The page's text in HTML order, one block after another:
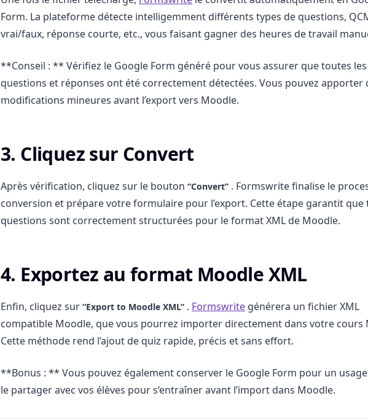
Form. La plateforme détecte intelligemment différents types de questions,
vrai/faux, réponse courte, etc., vous faisant gagner des heures de travail
**Conseil : ** Vérifiez le Google Form généré pour vous assurer que toutes les
questions et réponses ont été correctement détectées. Vous pouvez apporter
modifications mineures avant l’export vers Moodle.
3. Cliquez sur Convert
Après vérification, cliquez sur le bouton “Convert” . Formswrite finalise le
conversion et prépare votre formulaire pour l’export. Cette étape garantit que
questions sont correctement structurées pour le format XML de Moodle.
4. Exportez au format Moodle XML
Enfin, cliquez sur “Export to Moodle XML” . Formswrite générera un fichier XML
compatible Moodle, que vous pourrez importer directement dans votre cours
Cette méthode rend l’ajout de quiz rapide, précis et sans effort.
**Bonus : ** Vous pouvez également conserver le Google Form pour un
le partager avec vos élèves pour s’entraîner avant l’import dans Moodle.